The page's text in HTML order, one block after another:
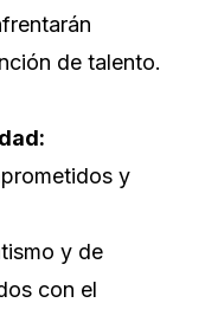
de talento.
y
y de
con el